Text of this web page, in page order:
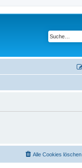
Alle Cookies löschen